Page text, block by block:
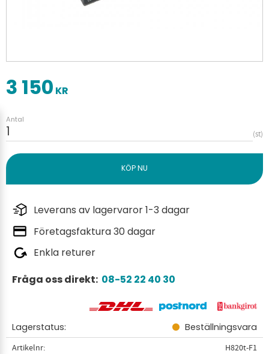
3 150 KR
Antal
st
Leverans av lagervaror 1-3 dagar
Företagsfaktura 30 dagar
Enkla returer
Fråga oss direkt: 08-52 22 40 30
Lagerstatus Beställningsvara
Artikelnr
H820t-F1